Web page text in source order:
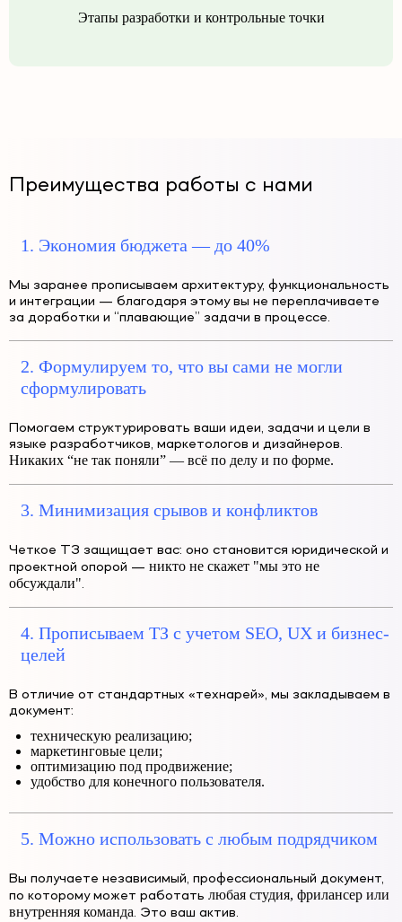
Этапы разработки и контрольные точки
Преимущества работы с нами
1. Экономия бюджета — до 40%
Мы заранее прописываем архитектуру, функциональность
и интеграции — благодаря этому вы не переплачиваете
за доработки и “плавающие” задачи в процессе.
2. Формулируем то, что вы сами не могли
сформулировать
Помогаем структурировать ваши идеи, задачи и цели в
языке разработчиков, маркетологов и дизайнеров.
Никаких “не так поняли” — всё по делу и по форме.
3. Минимизация срывов и конфликтов
Четкое ТЗ защищает вас: оно становится юридической и
проектной опорой — никто не скажет "мы это не
обсуждали".
4. Прописываем ТЗ с учетом SEO, UX и бизнес-
целей
В отличие от стандартных «технарей», мы закладываем в
документ:
техническую реализацию;
маркетинговые цели;
оптимизацию под продвижение;
удобство для конечного пользователя.
5. Можно использовать с любым подрядчиком
Вы получаете независимый, профессиональный документ,
по которому может работать любая студия, фрилансер или
внутренняя команда. Это ваш актив.